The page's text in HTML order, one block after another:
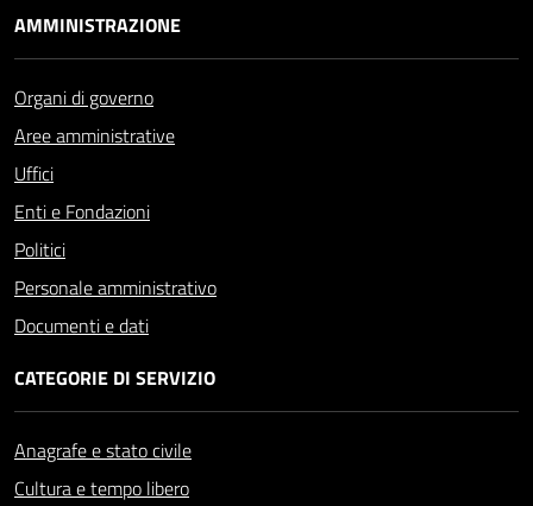
AMMINISTRAZIONE
Organi di governo
Aree amministrative
Uffici
Enti e Fondazioni
Politici
Personale amministrativo
Documenti e dati
CATEGORIE DI SERVIZIO
Anagrafe e stato civile
Cultura e tempo libero